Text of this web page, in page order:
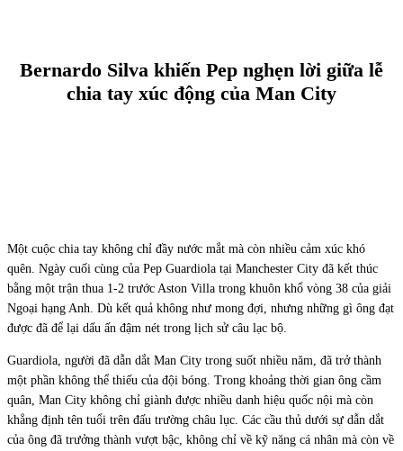
Bernardo Silva khiến Pep nghẹn lời giữa lễ
chia tay xúc động của Man City
Một cuộc chia tay không chỉ đầy nước mắt mà còn nhiều cảm xúc khó
quên. Ngày cuối cùng của Pep Guardiola tại Manchester City đã kết thúc
bằng một trận thua 1-2 trước Aston Villa trong khuôn khổ vòng 38 của giải
Ngoại hạng Anh. Dù kết quả không như mong đợi, nhưng những gì ông đạt
được đã để lại dấu ấn đậm nét trong lịch sử câu lạc bộ.
Guardiola, người đã dẫn dắt Man City trong suốt nhiều năm, đã trở thành
một phần không thể thiếu của đội bóng. Trong khoảng thời gian ông cầm
quân, Man City không chỉ giành được nhiều danh hiệu quốc nội mà còn
khẳng định tên tuổi trên đấu trường châu lục. Các cầu thủ dưới sự dẫn dắt
của ông đã trưởng thành vượt bậc, không chỉ về kỹ năng cá nhân mà còn về